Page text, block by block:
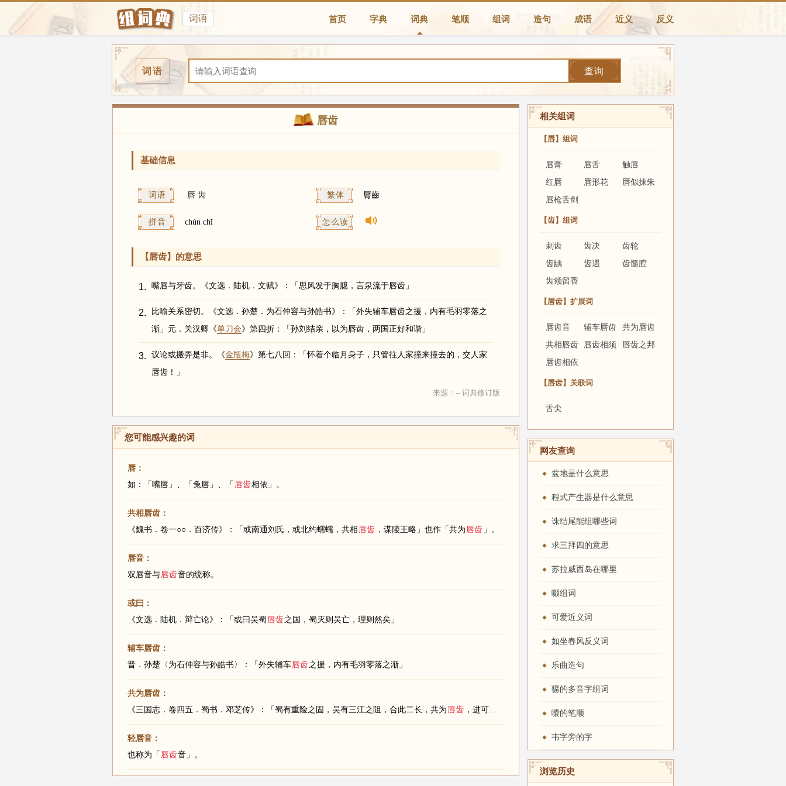
词语 首页 字典 词典 笔顺 组词 造句 成语 近义 反义
词语 查询
唇齿
基础信息
词语 唇 齿 繁体 脣齒
拼音 chún chǐ 怎么读
【唇齿】的意思
1. 嘴唇与牙齿。《文选．陆机．文赋》：「思风发于胸臆，言泉流于唇齿」
2.
比喻关系密切。《文选．孙楚．为石仲容与孙皓书》：「外失辅车唇齿之援，内有毛羽零落之
渐」元．关汉卿《单刀会》第四折：「孙刘结亲，以为唇齿，两国正好和谐」
3. 议论或搬弄是非。《金瓶梅》第七八回：「怀着个临月身子，只管往人家撞来撞去的，交人家
唇齿！」
来源：-- 词典修订版
您可能感兴趣的词
唇：
如：「嘴唇」、「兔唇」、「 唇齿相依」。
共相唇齿：
《魏书．卷一○○．百济传》：「或南通刘氏，或北约蠕蠕，共相 唇齿 ，谋陵王略」也作「共为 唇齿 」。
唇音：
双唇音与唇齿音的统称。
或曰：
《文选．陆机．辩亡论》：「或曰吴蜀 唇齿之国，蜀灭则吴亡，理则然矣」
辅车唇齿：
晋．孙楚〈为石仲容与孙皓书〉：「外失辅车唇齿之援，内有毛羽零落之渐」
共为唇齿：
《三国志．卷四五．蜀书．邓芝传》：「蜀有重险之固，吴有三江之阻，合此二长，共为 唇齿 ，进可并兼天下，退可鼎足而立，此理之自然也」也作「共相
轻唇音：
也称为「 唇齿音」。
相关组词
【唇】组词
唇膏 唇舌
触唇
红唇
唇形花
唇似抹朱
唇枪舌剑
【齿】组词
刺齿 齿决
齿轮
齿龋
齿遇
齿髓腔
齿颊留香
【唇齿】扩展词
唇齿音 辅车唇齿
共为唇齿
共相唇齿
唇齿相须
唇齿之邦
唇齿相依
【唇齿】关联词
舌尖
网友查询
盆地是什么意思
程式产生器是什么意思
诛结尾能组哪些词
求三拜四的意思
苏拉威西岛在哪里
啜组词
可爱近义词
如坐春风反义词
乐曲造句
骣的多音字组词
囔的笔顺
韦字旁的字
浏览历史